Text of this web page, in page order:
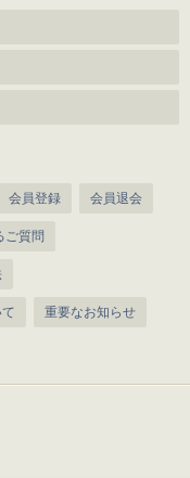
会員登録 会員退会
ご質問
重要なお知らせ